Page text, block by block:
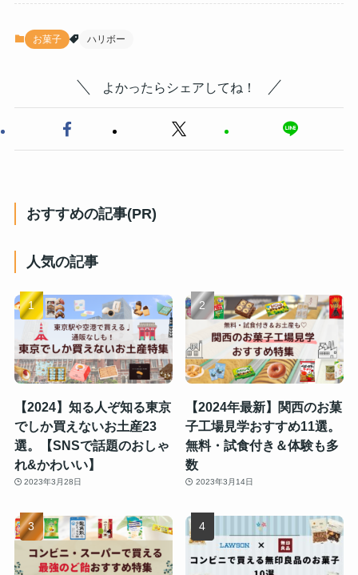
お菓子 ハリボー
よかったらシェアしてね！
おすすめの記事(PR)
人気の記事
【2024】知る人ぞ知る東京
でしか買えないお土産23
選。【SNSで話題のおしゃ
れ&かわいい】
2023年3月28日
【2024年最新】関西のお菓
子工場見学おすすめ11選。
無料・試食付き＆体験も多
数
2023年3月14日